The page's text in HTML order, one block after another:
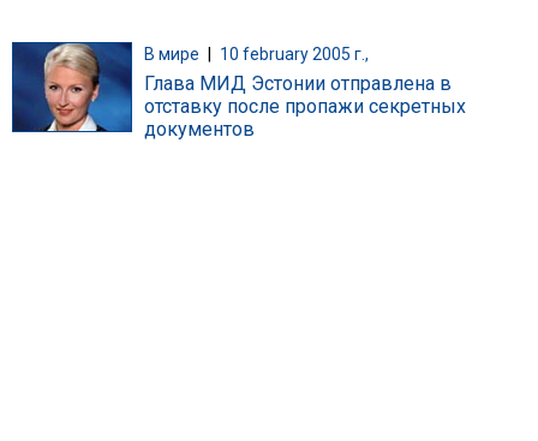
В мире 10 february 2005 г.,
Глава МИД Эстонии отправлена в
отставку после пропажи секретных
документов